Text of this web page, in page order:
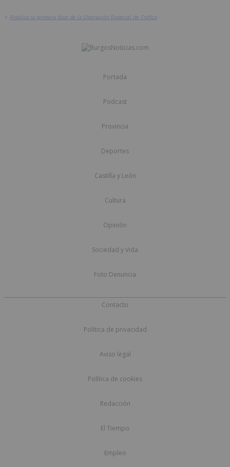
> Finaliza la primera fase de la Operación Especial de Tráfico
Portada
Podcast
Provincia
Deportes
Castilla y León
Cultura
Opinión
Sociedad y Vida
Foto Denuncia
Contacto
Política de privacidad
Aviso legal
Política de cookies
Redacción
El Tiempo
Empleo